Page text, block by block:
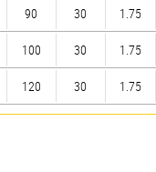
90 30 1.75
100 30 1.75
120 30 1.75